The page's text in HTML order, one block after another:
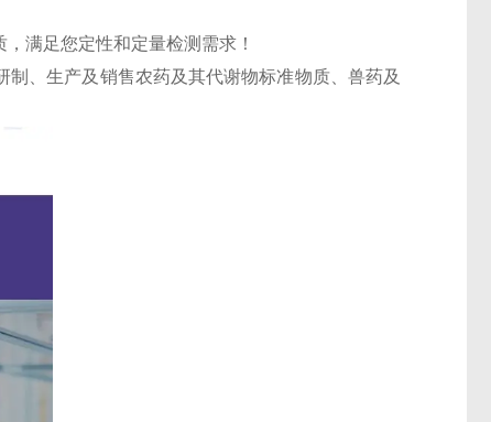
满足您定性和定量检测需求！
、生产及销售农药及其代谢物标准物质、兽药及